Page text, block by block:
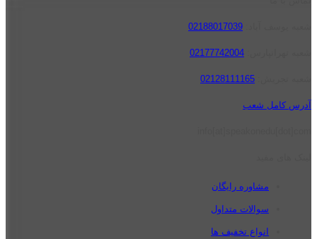
02188017039
02177742004
02128111165
آدرس کامل شعب
مشاوره رایگان
سوالات متداول
انواع تخفیف ها